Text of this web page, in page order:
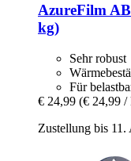
AzureFilm
kg)
Sehr robust
Für
€ 24,99 (€ 24,99 /
Zustellung bis 11.